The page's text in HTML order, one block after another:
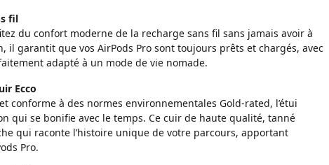
fil
du confort moderne de la recharge sans fil sans jamais avoir à
il garantit que vos AirPods Pro sont toujours prêts et chargés, avec
adapté à un mode de vie nomade.
Ecco
conforme à des normes environnementales Gold-rated, l’étui
qui se bonifie avec le temps. Ce cuir de haute qualité, tanné
qui raconte l’histoire unique de votre parcours, apportant
Pro.